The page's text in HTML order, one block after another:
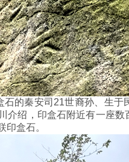
的秦安司21世裔孙、生于
介绍，印盒石附近有一座
印盒石。